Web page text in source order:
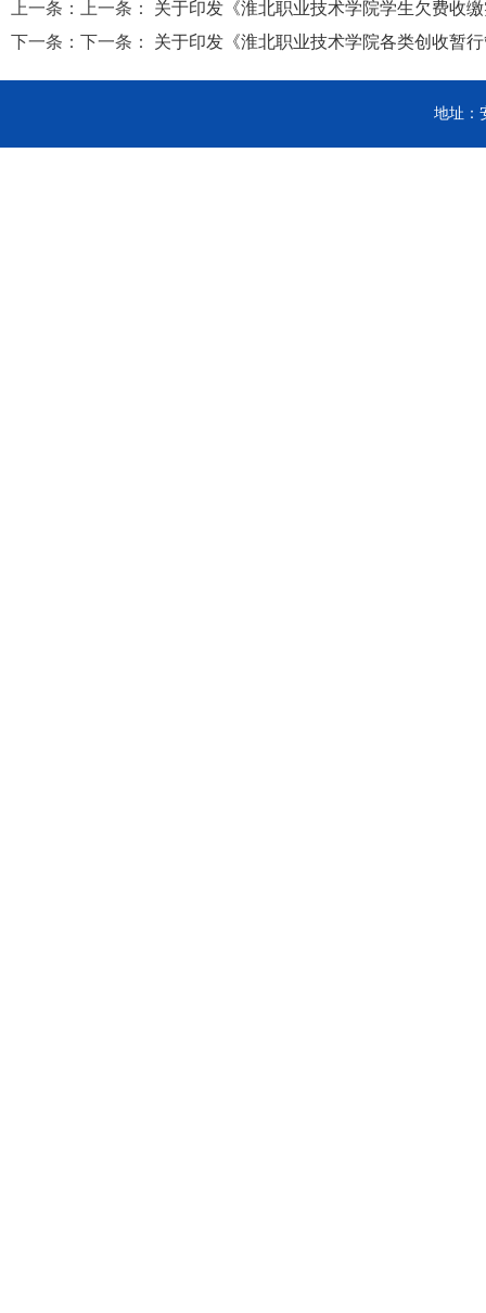
上一条：上一条： 关于印发《淮北职业技术学院学生欠费收缴
下一条：下一条： 关于印发《淮北职业技术学院各类创收暂行
地址：